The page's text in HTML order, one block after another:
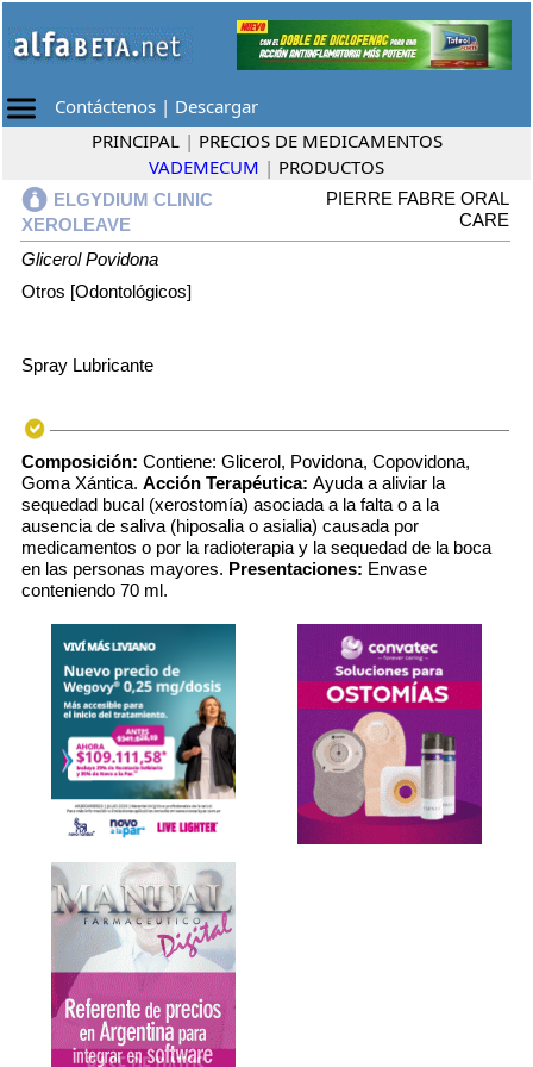
Contáctenos | Descargar
PRINCIPAL | PRECIOS DE MEDICAMENTOS
VADEMECUM | PRODUCTOS
ELGYDIUM CLINIC
XEROLEAVE
PIERRE FABRE ORAL
CARE
Glicerol Povidona
Otros [Odontológicos]
Spray Lubricante
Composición: Contiene: Glicerol, Povidona, Copovidona,
Goma Xántica. Acción Terapéutica: Ayuda a aliviar la
sequedad bucal (xerostomía) asociada a la falta o a la
ausencia de saliva (hiposalia o asialia) causada por
medicamentos o por la radioterapia y la sequedad de la boca
en las personas mayores. Presentaciones: Envase
conteniendo 70 ml.